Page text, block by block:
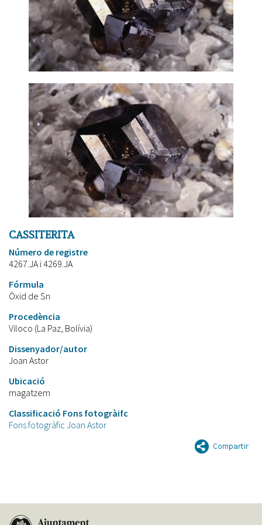
CASSITERITA
Número de registre
4267.JA i 4269.JA
Fórmula
Òxid de Sn
Procedència
Viloco (La Paz, Bolívia)
Dissenyador/autor
Joan Astor
Ubicació
magatzem
Classificació Fons fotogràifc
Fons fotogràfic Joan Astor